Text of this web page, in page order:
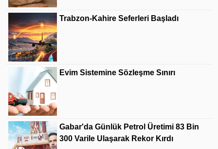
Trabzon-Kahire Seferleri Başladı
Evim Sistemine Sözleşme Sınırı
Gabar'da Günlük Petrol Üretimi 83 Bin
300 Varile Ulaşarak Rekor Kırdı